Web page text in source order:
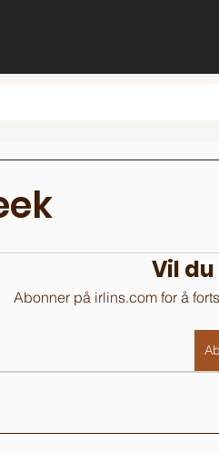
Vil
Abonner på irlins.com for å